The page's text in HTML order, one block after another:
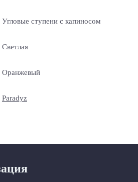
Угловые ступени с капиносом
Светлая
Оранжевый
Paradyz